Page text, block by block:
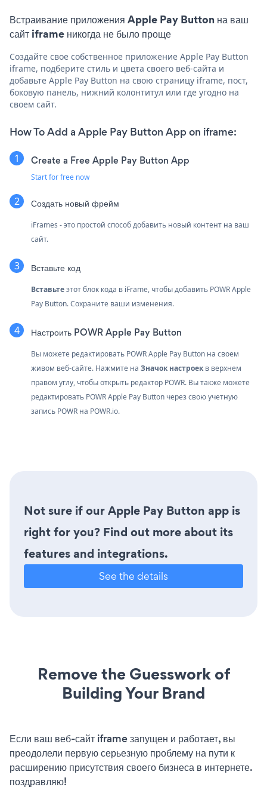
Встраивание приложения Apple Pay Button на ваш
сайт iframe никогда не было проще
Создайте свое собственное приложение Apple Pay Button
iframe, подберите стиль и цвета своего веб-сайта и
добавьте Apple Pay Button на свою страницу iframe, пост,
боковую панель, нижний колонтитул или где угодно на
своем сайт.
How To Add a Apple Pay Button App on iframe:
Create a Free Apple Pay Button App
Start for free now
Создать новый фрейм
iFrames - это простой способ добавить новый контент на ваш
сайт.
Вставьте код
Вставьтеэтот блок кода в iFrame, чтобы добавить POWR Apple
Pay Button. Сохраните ваши изменения.
Настроить POWR Apple Pay Button
Вы можете редактировать POWR Apple Pay Button на своем
живом веб-сайте. Нажмите на Значок настроек в верхнем
правом углу, чтобы открыть редактор POWR. Вы также можете
редактировать POWR Apple Pay Button через свою учетную
запись POWR на POWR.io.
Not sure if our Apple Pay Button app is
right for you? Find out more about its
features and integrations.
See the details
Remove the Guesswork of
Building Your Brand
Если ваш веб-сайт iframe запущен и работает, вы
преодолели первую серьезную проблему на пути к
расширению присутствия своего бизнеса в интернете.
поздравляю!